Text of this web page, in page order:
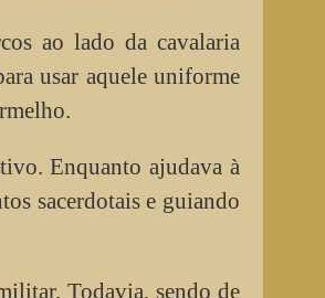
ao lado da cavalaria
usar aquele uniforme
Enquanto ajudava à
sacerdotais e guiando
Todavia, sendo de